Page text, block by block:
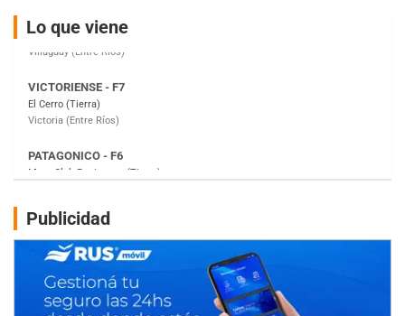
entradas
Lo que viene
El Cerro (Tierra)
Victoria (Entre Ríos)
Moto Club Reginense (Tierra)
Gral. E. Godoy (Río Negro)
Juventud Unida (Tierra)
Humboldt (Santa Fe)
Ciudad de Avellaneda (Asfalto)
Avellaneda (Santa Fe)
SUR SANTAFESINO - F4
José Samuel Sánchez (Tierra)
Rufino (Santa Fe)
Publicidad